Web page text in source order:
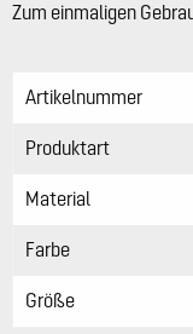
Zum einmaligen
Artikelnummer
Produktart
Material
Farbe
Größe